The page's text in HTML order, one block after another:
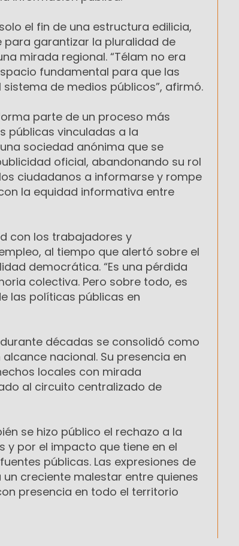
el fin de una estructura edilicia,
garantizar la pluralidad de
mirada regional. “Télam no era
fundamental para que las
de medios públicos”, afirmó.
parte de un proceso más
públicas vinculadas a la
sociedad anónima que se
oficial, abandonando su rol
ciudadanos a informarse y rompe
la equidad informativa entre
con los trabajadores y
al tiempo que alertó sobre el
democrática. “Es una pérdida
colectiva. Pero sobre todo, es
las políticas públicas en
décadas se consolidó como
nacional. Su presencia en
locales con mirada
al circuito centralizado de
se hizo público el rechazo a la
y por el impacto que tiene en el
públicas. Las expresiones de
creciente malestar entre quienes
presencia en todo el territorio